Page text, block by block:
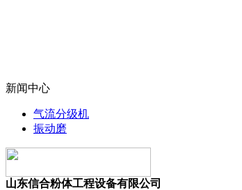
新闻中心
气流分级机
振动磨
山东信合粉体工程设备有限公司